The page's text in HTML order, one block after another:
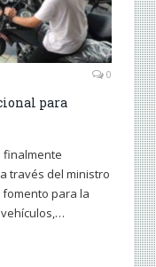
0
para
finalmente
través del ministro
para la